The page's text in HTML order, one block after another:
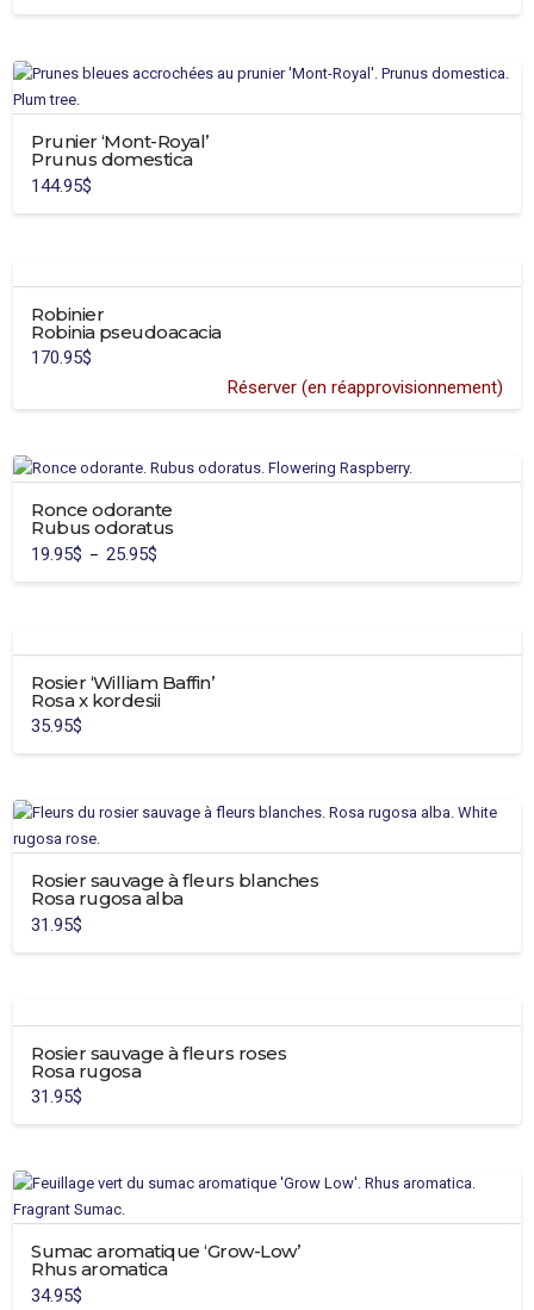
a
variations.
Les
options
peuvent
être
page
du
Prunier ‘Mont-Royal’
Prunus domestica
144.95$
Robinier
Robinia pseudoacacia
170.95$
Réserver (en réapprovisionnement)
a
plusieurs
variations.
Les
options
peuvent
la
page
Ronce odorante
Rubus odoratus
19.95$ – 25.95$
prix :
plusieurs
variations.
Les
options
peuvent
choisies
sur
page
du
Rosier ‘William Baffin’
Rosa x kordesii
35.95$
Rosier sauvage à fleurs blanches
Rosa rugosa alba
31.95$
Rosier sauvage à fleurs roses
Rosa rugosa
31.95$
Sumac aromatique ‘Grow-Low’
Rhus aromatica
34.95$